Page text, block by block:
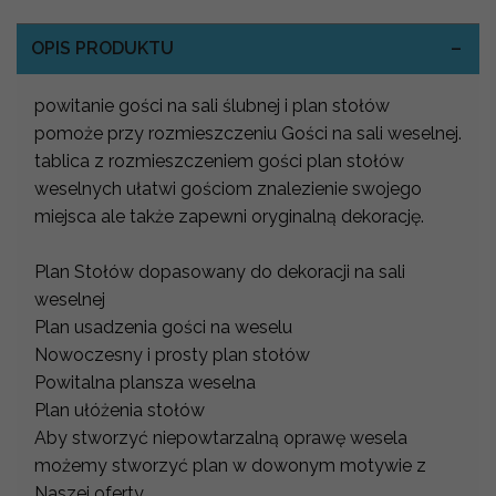
OPIS PRODUKTU
powitanie gości na sali ślubnej i plan stołów
pomoże przy rozmieszczeniu Gości na sali weselnej.
tablica z rozmieszczeniem gości plan stołów
weselnych ułatwi gościom znalezienie swojego
miejsca ale także zapewni oryginalną dekorację.
Plan Stołów dopasowany do dekoracji na sali
weselnej
Plan usadzenia gości na weselu
Nowoczesny i prosty plan stołów
Powitalna plansza weselna
Plan ułóżenia stołów
Aby stworzyć niepowtarzalną oprawę wesela
możemy stworzyć plan w dowonym motywie z